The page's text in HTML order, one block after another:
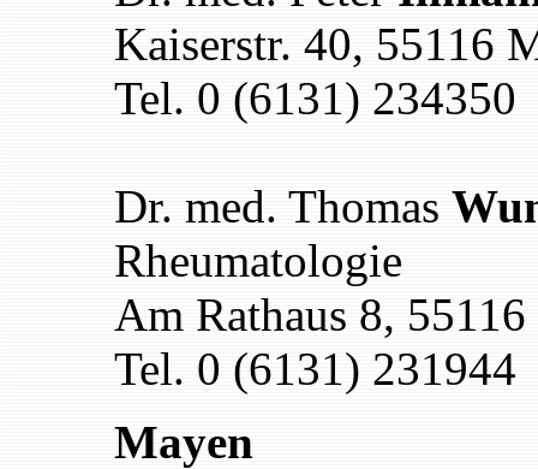
Kaiserstr. 40, 55116
Tel. 0 (6131) 234350
Dr. med. Thomas
Rheumatologie
Am Rathaus 8,
Tel. 0 (6131) 231944
Mayen